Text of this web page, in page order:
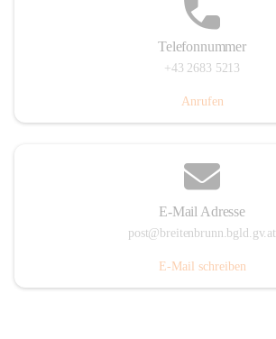
Telefonnummer
+43 2683 5213
Anrufen
E-Mail Adresse
post@breitenbrunn.bgld.gv.at
E-Mail schreiben